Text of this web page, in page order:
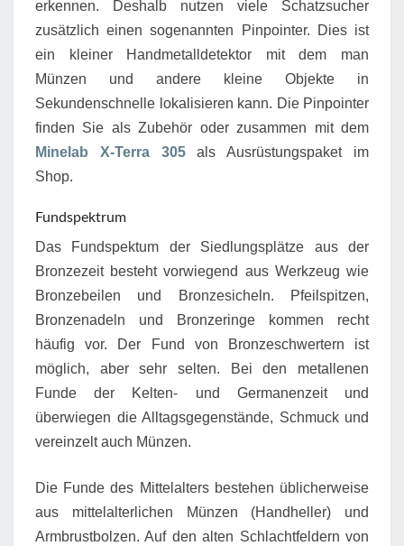
erkennen. Deshalb nutzen viele Schatzsucher
zusätzlich einen sogenannten Pinpointer. Dies ist
ein kleiner Handmetalldetektor mit dem man
Münzen und andere kleine Objekte in
Sekundenschnelle lokalisieren kann. Die Pinpointer
finden Sie als Zubehör oder zusammen mit dem
Minelab X-Terra 305als Ausrüstungspaket im
Shop.
Fundspektrum
Das Fundspektum der Siedlungsplätze aus der
Bronzezeit besteht vorwiegend aus Werkzeug wie
Bronzebeilen und Bronzesicheln. Pfeilspitzen,
Bronzenadeln und Bronzeringe kommen recht
häufig vor. Der Fund von Bronzeschwertern ist
möglich, aber sehr selten. Bei den metallenen
Funde der Kelten- und Germanenzeit und
überwiegen die Alltagsgegenstände, Schmuck und
vereinzelt auch Münzen.
Die Funde des Mittelalters bestehen üblicherweise
aus mittelalterlichen Münzen (Handheller) und
Armbrustbolzen. Auf den alten Schlachtfeldern von